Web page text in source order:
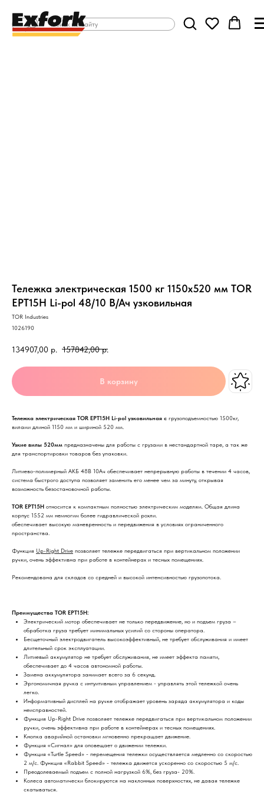
Тележка электрическая 1500 кг 1150х520 мм TOR
EPT15H Li-pol 48/10 В/Ач узковильная
TOR Industries
1026190
134907,00 р. 157842,00 р.
В корзину
Тележка электрическая TOR EPT15H Li-pol узковильная с грузоподъемностью 1500кг,
вилами длиной 1150 мм и шириной 520 мм.
Узкие вилы 520мм предназначены для работы с грузами в нестандартной таре, а так же
для транспортировки товаров без упаковки.
Литиево-полимерный АКБ 48В 10Ач обеспечивает непрерывную работы в течении 4 часов,
система быстрого доступа позволяет заменить его менее чем за минуту, открывая
возможность безостановочной работы.
TOR EPT15H относится к компактным полностью электрическим моделям. Общая длина
корпус 1552 мм немногим более гидравлической рохли.
обеспечивает высокую маневренность и передвижения в условиях ограниченного
пространства.
Функция Up-Right Drive позволяет тележке передвигаться при вертикальном положении
ручки, очень эффективна при работе в контейнерах и тесных помещениях.
Рекомендована для складов со средней и высокой интенсивностью грузопотока.
Преимущества TOR EPT15H:
Электрический мотор обеспечивает не только передвижение, но и подъем груза –
обработка груза требует минимальных усилий со стороны оператора.
Бесщеточный электродвигатель высокоэффективный, не требует обслуживания и имеет
длительный срок эксплуатации.
Литиевый аккумулятор не требует обслуживания, не имеет эффекта памяти,
обеспечивает до 4 часов автономной работы.
Замена аккумулятора занимает всего за 6 секунд.
Эргономичная ручка с интуитивным управлением - управлять этой тележкой очень
легко.
Информативный дисплей на ручке отображает уровень заряда аккумулятора и коды
неисправностей.
Функция Up-Right Drive позволяет тележке передвигаться при вертикальном положении
ручки, очень эффективна при работе в контейнерах и тесных помещениях.
Кнопка аварийной остановки мгновенно прекращает движение.
Функция «Сигнал» для оповещает о движении тележки.
Функция «Turtle Speed» - перемещения тележки осуществляется медленно со скоростью
2 м/с. Функция «Rabbit Speed» - тележка движется ускоренно со скоростью 5 м/с.
Преодолеваемый подъем с полной нагрузкой 6%, без груза- 20%.
Колеса автоматически блокируются на наклонных поверхностях, не давая тележке
скатываться.